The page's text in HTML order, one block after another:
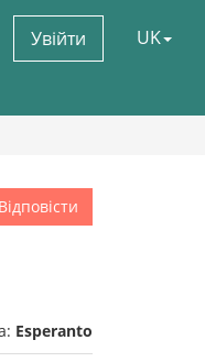
Увійти UK
Відповісти
Esperanto